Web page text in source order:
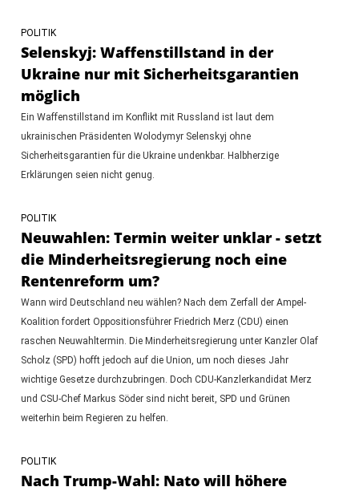
POLITIK
Selenskyj: Waffenstillstand in der
Ukraine nur mit Sicherheitsgarantien
möglich
Ein Waffenstillstand im Konflikt mit Russland ist laut dem
ukrainischen Präsidenten Wolodymyr Selenskyj ohne
Sicherheitsgarantien für die Ukraine undenkbar. Halbherzige
Erklärungen seien nicht genug.
POLITIK
Neuwahlen: Termin weiter unklar - setzt
die Minderheitsregierung noch eine
Rentenreform um?
Wann wird Deutschland neu wählen? Nach dem Zerfall der Ampel-
Koalition fordert Oppositionsführer Friedrich Merz (CDU) einen
raschen Neuwahltermin. Die Minderheitsregierung unter Kanzler Olaf
Scholz (SPD) hofft jedoch auf die Union, um noch dieses Jahr
wichtige Gesetze durchzubringen. Doch CDU-Kanzlerkandidat Merz
und CSU-Chef Markus Söder sind nicht bereit, SPD und Grünen
weiterhin beim Regieren zu helfen.
POLITIK
Nach Trump-Wahl: Nato will höhere